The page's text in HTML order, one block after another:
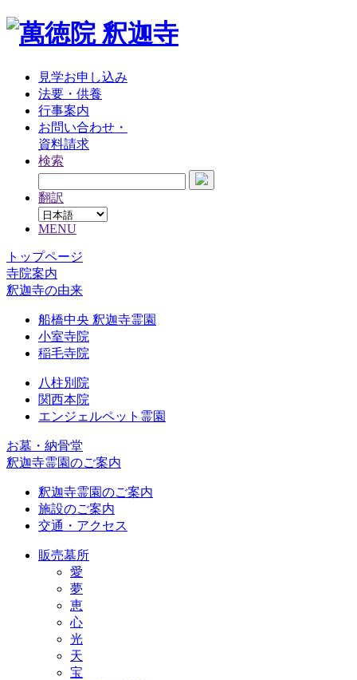
見学お申し込み
法要・供養
行事案内
お問い合わせ・
資料請求
検索
翻訳
MENU
トップページ
寺院案内
釈迦寺の由来
船橋中央 釈迦寺霊園
小室寺院
稲毛寺院
八柱別院
関西本院
エンジェルペット霊園
お墓・納骨堂
釈迦寺霊園のご案内
釈迦寺霊園のご案内
施設のご案内
交通・アクセス
販売墓所
愛
夢
恵
心
光
天
宝